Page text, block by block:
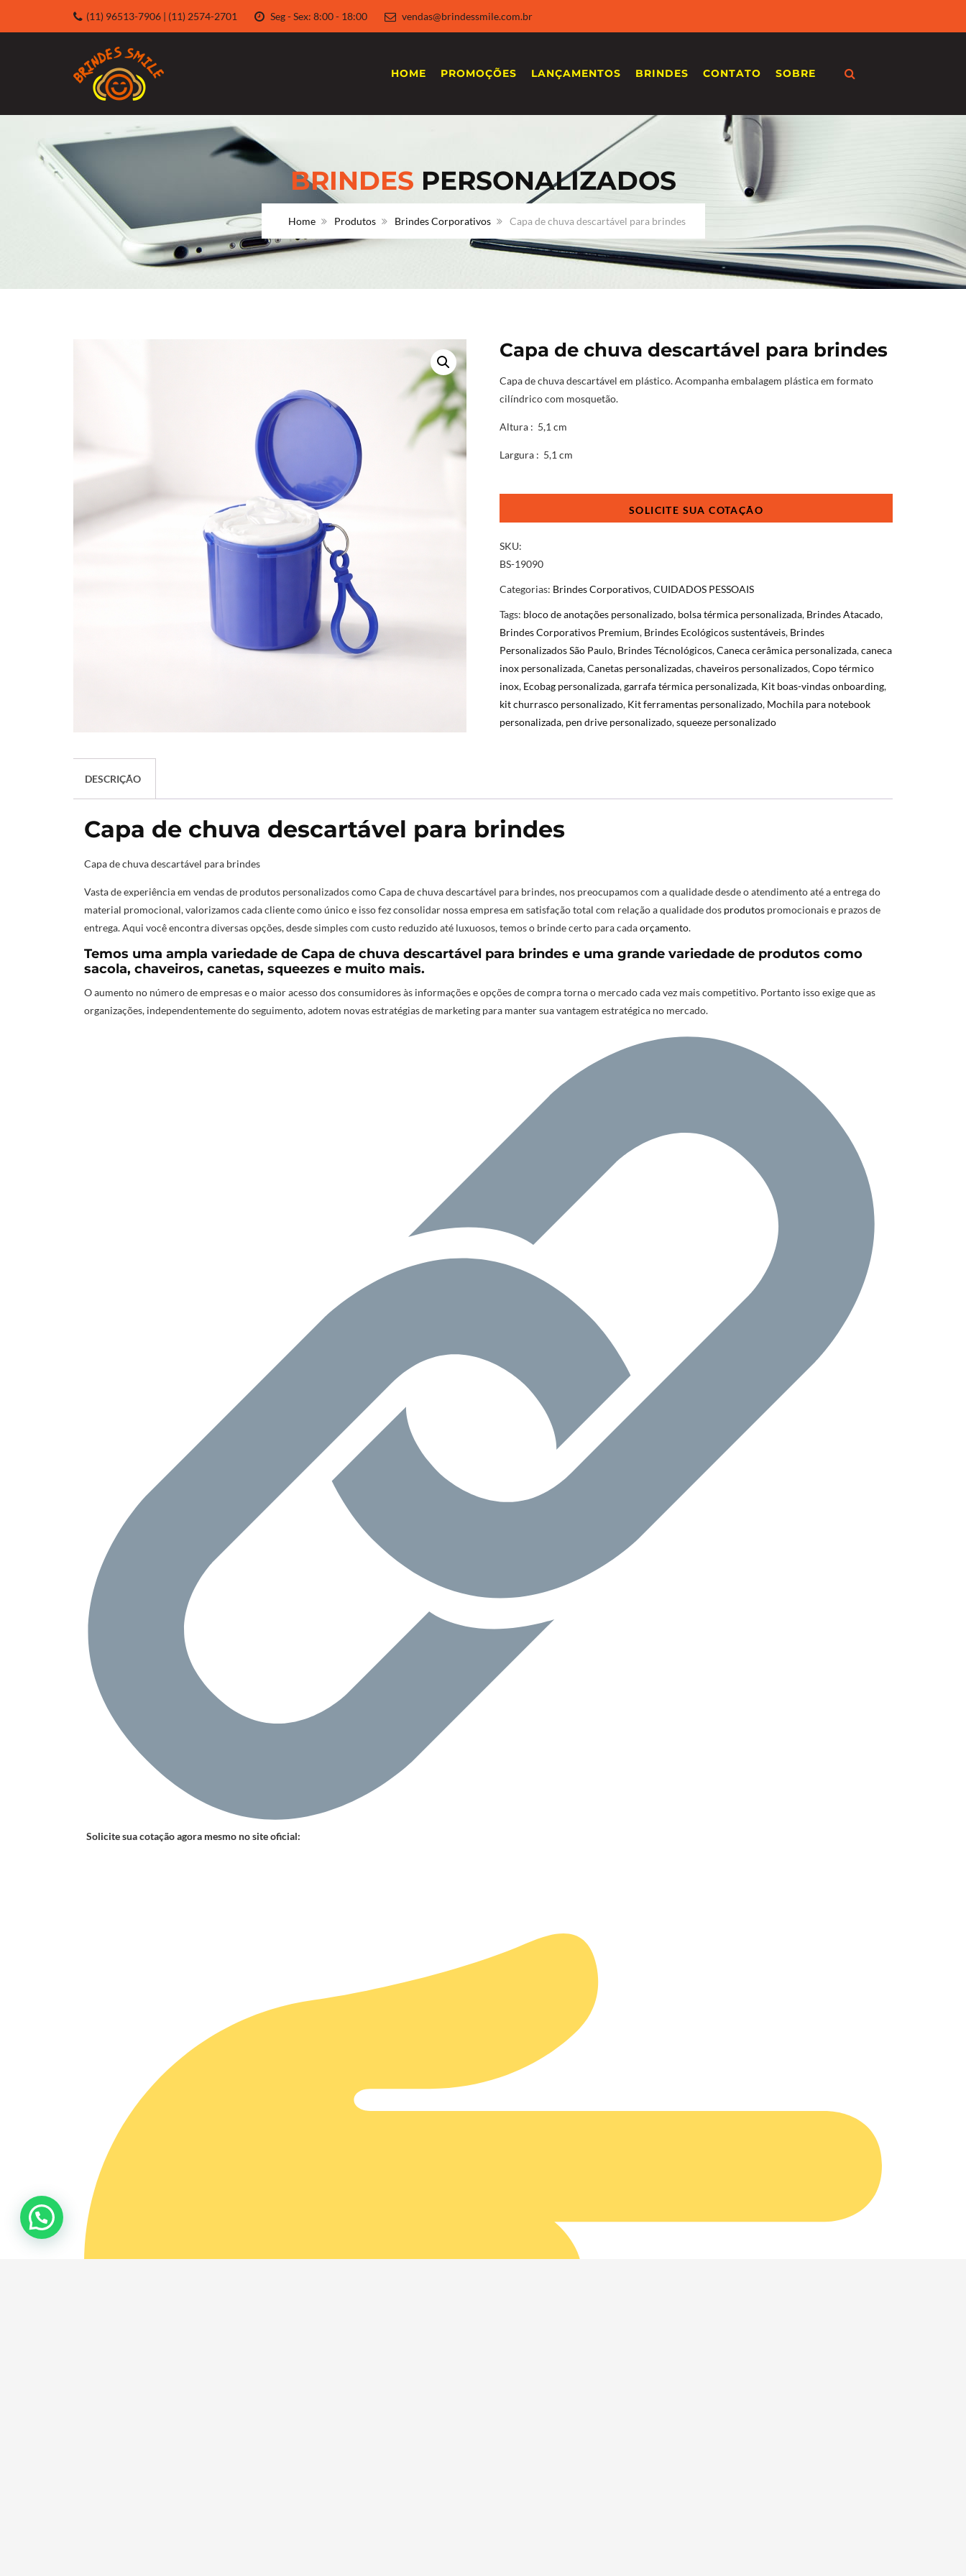
(11) 96513-7906 | (11) 2574-2701 Seg - Sex: 8:00 - 18:00 vendas@brindessmile.com.br
HOME PROMOÇÕES LANÇAMENTOS BRINDES CONTATO SOBRE
BRINDES PERSONALIZADOS
Home Produtos Brindes Corporativos Capa de chuva descartável para brindes
Capa de chuva descartável para brindes
Capa de chuva descartável em plástico. Acompanha embalagem plástica em formato
cilíndrico com mosquetão.
Altura: 5,1 cm
Largura: 5,1 cm
para
brindes
quantidade
SKU:
BS-19090
Categorias: Brindes Corporativos,CUIDADOS PESSOAIS
Tags: bloco de anotações personalizado, bolsa térmica personalizada, Brindes Atacado,
Brindes Corporativos Premium, Brindes Ecológicos sustentáveis, Brindes
Personalizados São Paulo, Brindes Técnológicos,Caneca cerâmica personalizada,caneca
inox personalizada,Canetas personalizadas,chaveiros personalizados,Copo térmico
inox, Ecobag personalizada,garrafa térmica personalizada, Kit boas-vindas onboarding,
kit churrasco personalizado, Kit ferramentas personalizado, Mochila para notebook
personalizada, pen drive personalizado,squeeze personalizado
DESCRIÇÃO
Capa de chuva descartável para brindes
Capa de chuva descartável para brindes
Vasta de experiência em vendas de produtos personalizados como Capa de chuva descartável para brindes, nos preocupamos com a qualidade desde o atendimento até a entrega do
material promocional, valorizamos cada cliente como único e isso fez consolidar nossa empresa em satisfação total com relação a qualidade dos produtos promocionais e prazos de
entrega. Aqui você encontra diversas opções, desde simples com custo reduzido até luxuosos, temos o brinde certo para cadaorçamento.
Temos uma ampla variedade de Capa de chuva descartável para brindes e uma grande variedade de produtos como
sacola, chaveiros, canetas, squeezes e muito mais.
O aumento no número de empresas e o maior acesso dos consumidores às informações e opções de compra torna o mercado cada vez mais competitivo. Portanto isso exige que as
organizações, independentemente do seguimento, adotem novas estratégias de marketing para manter sua vantagem estratégica no mercado.
Solicite sua cotação agora mesmo no site oficial: